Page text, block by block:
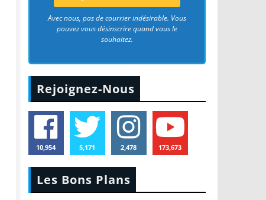
Avec nous, pas de courrier indésirable. Vous
pouvez vous désinscrire quand vous le
souhaitez.
Rejoignez-Nous
10,954 5,171 2,478 173,673
Les Bons Plans